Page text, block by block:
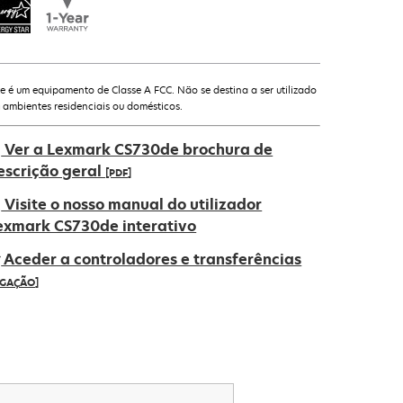
é um equipamento de Classe A FCC. Não se destina a ser utilizado
ambientes residenciais ou domésticos.
Ver a Lexmark CS730de brochura de
geral [PDF]
Visite o nosso manual do utilizador
CS730de interativo
Aceder a controladores e transferências